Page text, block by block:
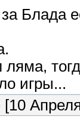
Блада
ляма,
игры...
[10